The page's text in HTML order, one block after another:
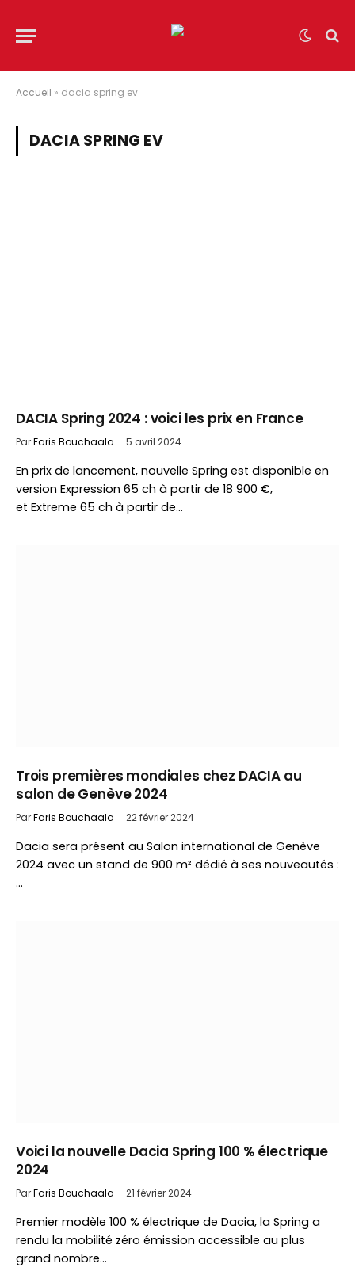
Accueil » dacia spring ev
DACIA SPRING EV
DACIA Spring 2024 : voici les prix en France
ParFaris Bouchaala 5 avril 2024
En prix de lancement, nouvelle Spring est disponible en
version Expression 65 ch à partir de 18 900 €,
et Extreme 65 ch à partir de…
Trois premières mondiales chez DACIA au
salon de Genève 2024
ParFaris Bouchaala 22 février 2024
Dacia sera présent au Salon international de Genève
2024 avec un stand de 900 m² dédié à ses nouveautés :
…
Voici la nouvelle Dacia Spring 100 % électrique
2024
ParFaris Bouchaala 21 février 2024
Premier modèle 100 % électrique de Dacia, la Spring a
rendu la mobilité zéro émission accessible au plus
grand nombre…